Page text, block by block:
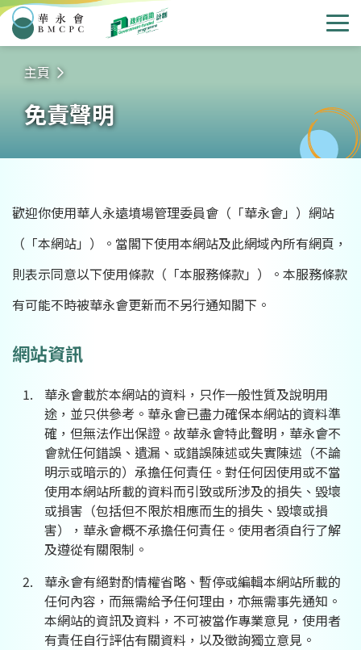
華永會 選
主頁
免責聲明
歡迎你使用華人永遠墳場管理委員會（「華永會」）網站
（「本網站」）。當閣下使用本網站及此網域內所有網頁，
則表示同意以下使用條款（「本服務條款」）。本服務條款
有可能不時被華永會更新而不另行通知閣下。
網站資訊
華永會載於本網站的資料，只作一般性質及說明用
途，並只供參考。華永會已盡力確保本網站的資料準
確，但無法作出保證。故華永會特此聲明，華永會不
會就任何錯誤、遺漏、或錯誤陳述或失實陳述（不論
明示或暗示的）承擔任何責任。對任何因使用或不當
使用本網站所載的資料而引致或所涉及的損失、毀壞
或損害（包括但不限於相應而生的損失、毀壞或損
害），華永會概不承擔任何責任。使用者須自行了解
及遵從有關限制。
華永會有絕對酌情權省略、暫停或編輯本網站所載的
任何內容，而無需給予任何理由，亦無需事先通知。
本網站的資訊及資料，不可被當作專業意見，使用者
有責任自行評估有關資料，以及徵詢獨立意見。